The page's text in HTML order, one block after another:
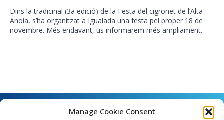
Manage Cookie Consent
Dins la tradicinal (3a edició) de la Festa del cigronet de l’Alta
Anoia, s’ha organitzat a Igualada una festa pel proper 18 de
novembre. Més endavant, us informarem més ampliament.